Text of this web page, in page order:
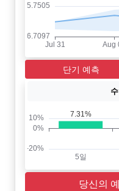
단기 예측
당신의